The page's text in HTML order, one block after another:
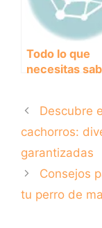
Todo lo que
necesitas
síntomas y
tratamiento
Descubre
cachorros:
garantizadas
Consejos
tu perro de